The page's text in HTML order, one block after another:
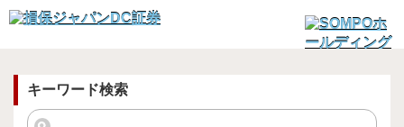
キーワード検索